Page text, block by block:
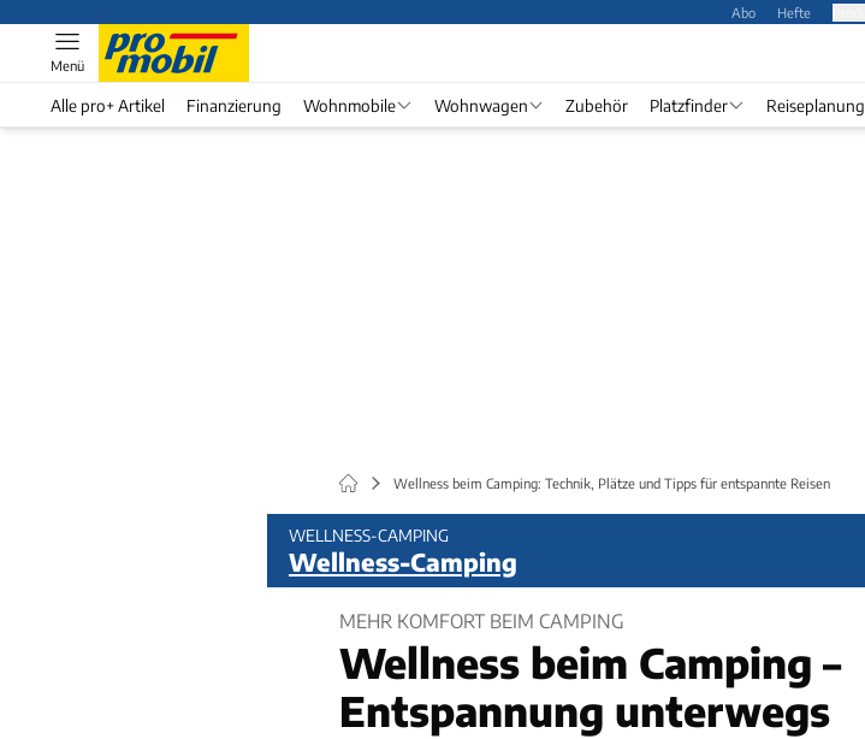
Abo Hefte
Menü
Alle pro+ Artikel Finanzierung Wohnmobile Wohnwagen Zubehör Platzfinder Reiseplanung
Wellness beim Camping: Technik, Plätze und Tipps für entspannte Reisen
WELLNESS-CAMPING
Wellness-Camping
MEHR KOMFORT BEIM CAMPING
Wellness beim Camping –
Entspannung unterwegs